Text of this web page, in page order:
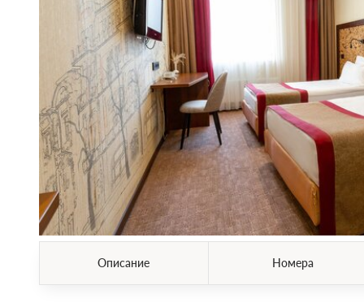
Описание Номера